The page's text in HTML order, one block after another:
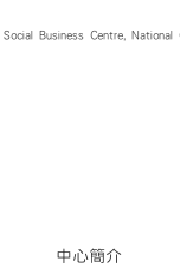
Business Centre, National
中心簡介